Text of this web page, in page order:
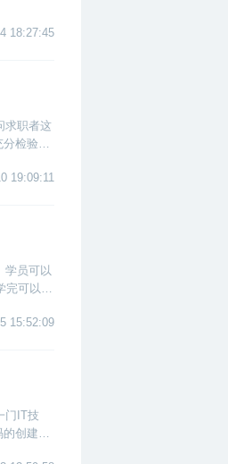
18:27:45
求职者这
检验出
19:09:11
学员可以
完可以具
15:52:09
门IT技
创建者